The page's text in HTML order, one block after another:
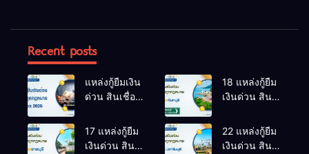
Recent posts
แหล่งกู้ยืมเงิน
ด่วน สินเชื่อ
อัปเดต 2026
18 แหล่งกู้ยืม
เงินด่วน สิน
กฎหมาย นา
ยายอาม
17 แหล่งกู้ยืม
เงินด่วน สิน
22 แหล่งกู้ยืม
เงินด่วน สิน